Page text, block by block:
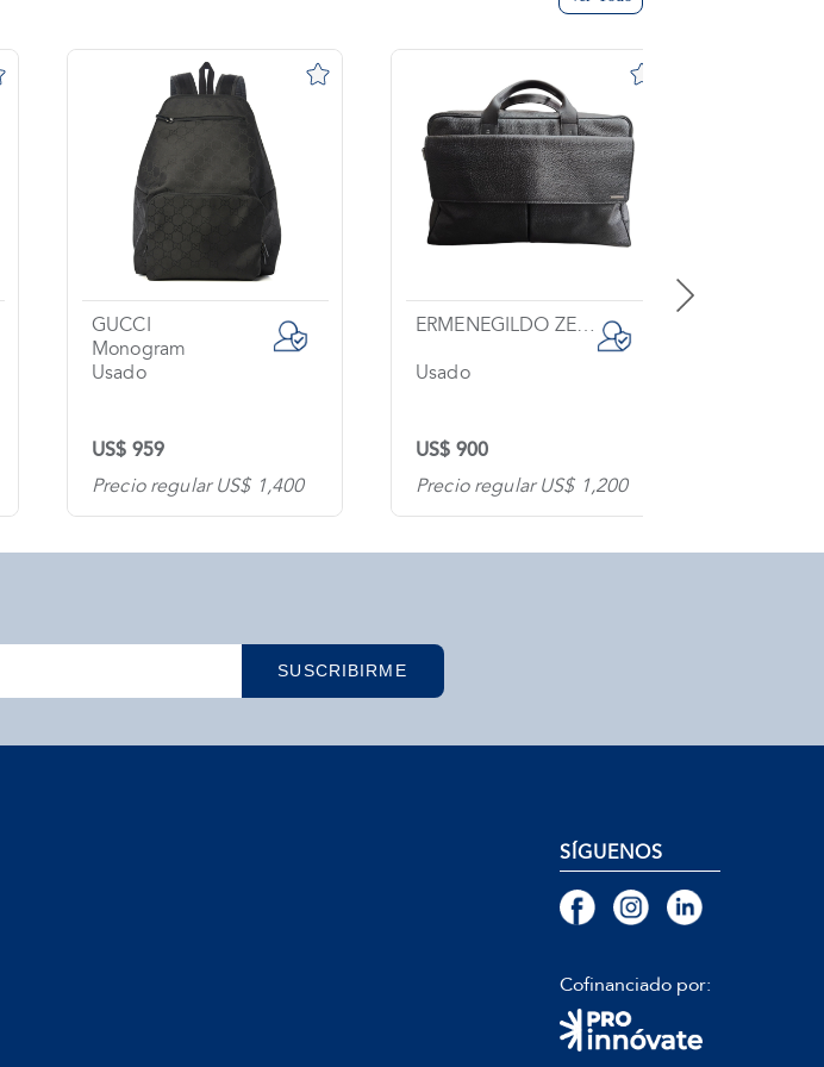
GUCCI
Monogram
Usado
US$ 959
Precio regular US$ 1,400
ERMENEGILDO ZEGNA
Usado
US$ 900
Precio regular US$ 1,200
SUSCRIBIRME
SÍGUENOS
Cofinanciado por: